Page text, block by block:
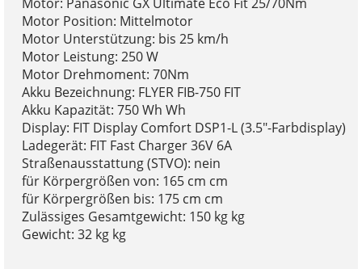
Motor Position: Mittelmotor
Motor Unterstützung: bis 25 km/h
Motor Leistung: 250 W
Motor Drehmoment: 70Nm
Akku Bezeichnung: FLYER FIB-750 FIT
Akku Kapazität: 750 Wh Wh
Display: FIT Display Comfort DSP1-L (3.5"-Farbdisplay)
Ladegerät: FIT Fast Charger 36V 6A
Straßenausstattung (STVO): nein
für Körpergrößen von: 165 cm cm
für Körpergrößen bis: 175 cm cm
Zulässiges Gesamtgewicht: 150 kg kg
Gewicht: 32 kg kg